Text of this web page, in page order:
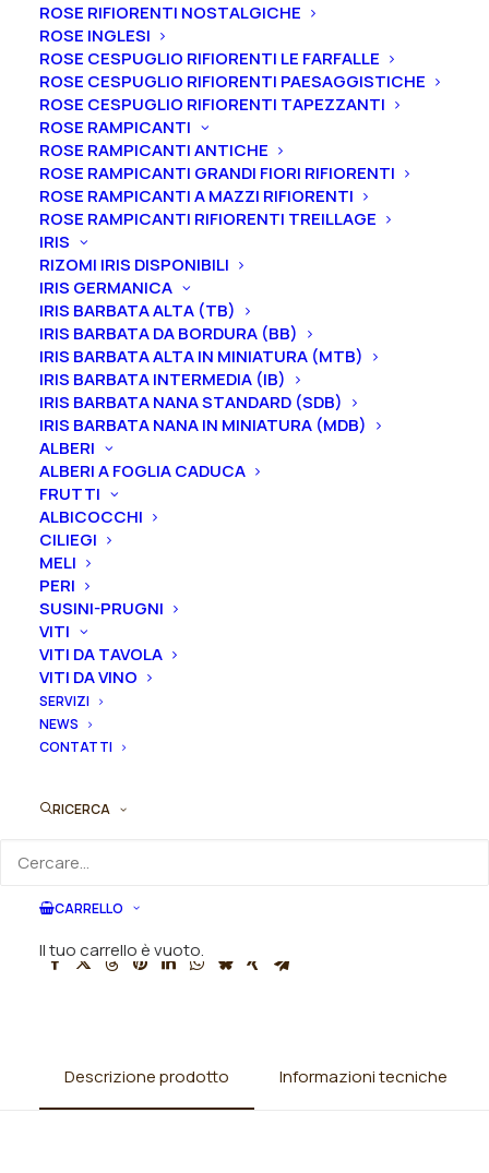
ROSE RIFIORENTI NOSTALGICHE
ROSE INGLESI
ROSE CESPUGLIO RIFIORENTI LE FARFALLE
ROSE CESPUGLIO RIFIORENTI PAESAGGISTICHE
ROSE CESPUGLIO RIFIORENTI TAPEZZANTI
ROSE RAMPICANTI
ROSE RAMPICANTI ANTICHE
ROSE RAMPICANTI GRANDI FIORI RIFIORENTI
ROSE RAMPICANTI A MAZZI RIFIORENTI
ROSE RAMPICANTI RIFIORENTI TREILLAGE
IRIS
RIZOMI IRIS DISPONIBILI
IRIS GERMANICA
IRIS BARBATA ALTA (TB)
IRIS BARBATA DA BORDURA (BB)
IRIS BARBATA ALTA IN MINIATURA (MTB)
IRIS BARBATA INTERMEDIA (IB)
IRIS BARBATA NANA STANDARD (SDB)
IRIS BARBATA NANA IN MINIATURA (MDB)
ALBERI
ALBERI A FOGLIA CADUCA
FRUTTI
ALBICOCCHI
CILIEGI
MELI
PERI
SUSINI-PRUGNI
VITI
VITI DA TAVOLA
VITI DA VINO
SERVIZI
NEWS
CONTATTI
RICERCA
CARRELLO
Il tuo carrello è vuoto.
22,00€
La Rosa “Félicité Parmentier” è una Alba dai fiori medi
doppi, quartati, a coppa con più di 120 petali di color
rosa traslucido che poi scolorano al bianco dal
profumo intenso e persistente. Il fogliame è a sua
volta molto intrigante per il suo color verde dai toni
grigio azzurrognoli. Altezza 130 cm. Fioritura unica.
Louis Parmentier, 1834,
Dimensione vaso
Svuota
Rosa
antica
Ibrido
di
Alba
"Felicité
Parmentier"
quantità
Ordina subito questo prodotto!
Puoi acquistare ora questo prodotto contattandoci e
indicando la dimensione del vaso desiderata e la
quantità
Categorie
Descrizione prodotto Informazioni tecniche